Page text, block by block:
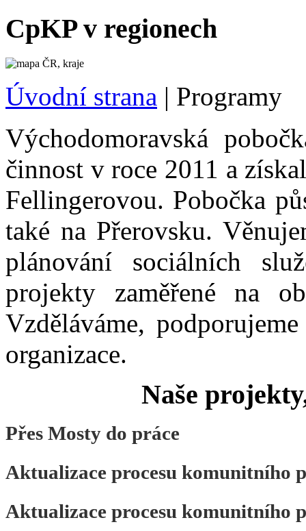
CpKP v regionech
Úvodní strana | Programy
Východomoravská
činnost v roce 2011 a
Fellingerovou. Pobočka
také na Přerovsku.
plánování sociálních
projekty zaměřené na
Vzděláváme,
organizace.
Naše
Přes Mosty do práce
Aktualizace procesu komunitního
Aktualizace procesu komunitního